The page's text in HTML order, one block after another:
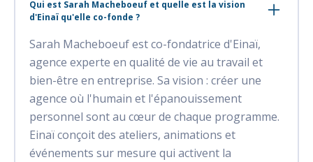
Qui est Sarah Macheboeuf et quelle est la vision
d'Einaï qu'elle co-fonde ?
Sarah Macheboeuf est co-fondatrice d'Einaï,
agence experte en qualité de vie au travail et
bien-être en entreprise. Sa vision : créer une
agence où l'humain et l'épanouissement
personnel sont au cœur de chaque programme.
Einaï conçoit des ateliers, animations et
événements sur mesure qui activent la